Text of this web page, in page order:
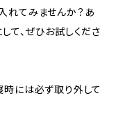
れてみませんか？あ
て、ぜひお試しくださ
には必ず取り外して